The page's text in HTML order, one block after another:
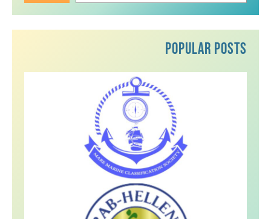
r
c
h
Popular Posts